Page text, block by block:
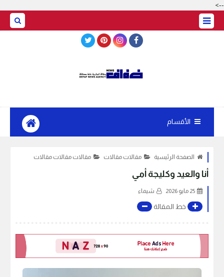
-->
الأقسام
الصفحة الرئيسية مقالات مقالات مقالات مقالات مقالات
أنا والعيد وكليجة أمي
25 مايو 2026 شيماء
خط المقالة